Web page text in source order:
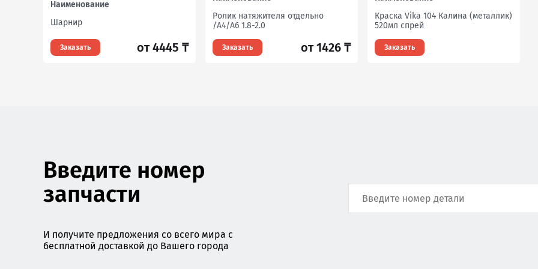
Наименование
Шарнир
Заказать от 4445 ₸
Ролик натяжителя отдельно
/A4/A6 1.8-2.0
Заказать от 1426 ₸
Краска Vika 104 Калина (металлик)
520мл спрей
Заказать
Введите номер
запчасти
И получите предложения со всего мира с
бесплатной доставкой до Вашего города